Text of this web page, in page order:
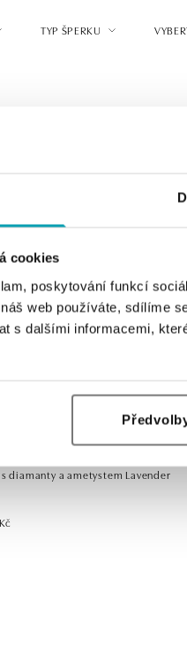
cookies
poskytování funkcí
web používáte, sdílíme
s dalšími informacemi,
TYP ŠPERKU
diamanty a ametystem Lavender